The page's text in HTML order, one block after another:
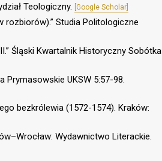
Teologiczny. [Google Scholar]
rozbiorów).” Studia Politologiczne
Śląski Kwartalnik Historyczny Sobótka
Prymasowskie UKSW 5:57-98.
bezkrólewia (1572-1574). Kraków:
Wydawnictwo Literackie.